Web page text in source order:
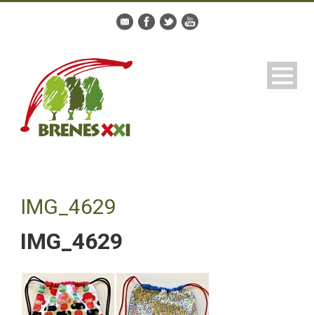
IMG_4629
IMG_4629